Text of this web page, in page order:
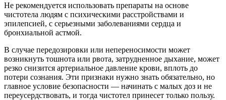
Не рекомендуется использовать препараты на основе
чистотела людям с психическими расстройствами и
эпилепсией, с серьезными заболеваниями сердца и
бронхиальной астмой.
В случае передозировки или непереносимости может
возникнуть тошнота или рвота, затрудненное дыхание, может
резко снизится артериальное давление крови, вплоть до
потери сознания. Эти признаки нужно знать обязательно, но
главное условие безопасности — начинать с малых доз и не
переусердствовать, и тогда чистотел принесет только пользу.